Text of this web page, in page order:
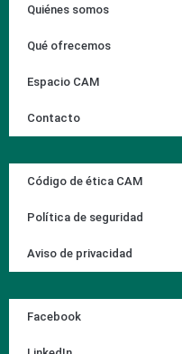
Quiénes somos
Qué ofrecemos
Espacio CAM
Contacto
Código de ética CAM
Política de seguridad
Aviso de privacidad
Facebook